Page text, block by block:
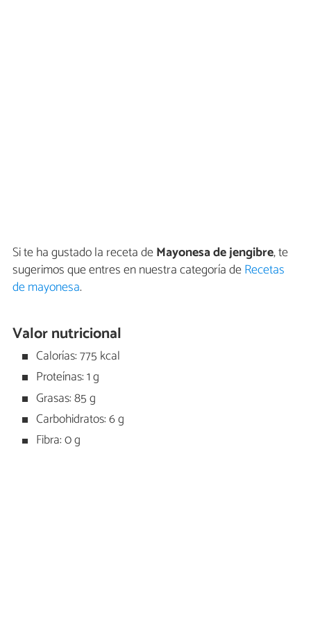
Si te ha gustado la receta deMayonesa de jengibre, te
sugerimos que entres en nuestra categoría deRecetas
de mayonesa.
Valor nutricional
Calorías: 775 kcal
Proteínas: 1 g
Grasas: 85 g
Carbohidratos: 6 g
Fibra: 0 g